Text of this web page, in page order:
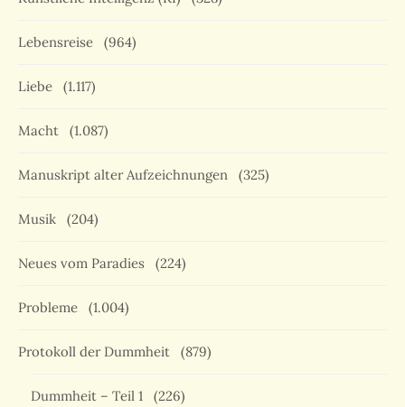
Lebensreise (964)
Liebe (1.117)
Macht (1.087)
Manuskript alter Aufzeichnungen (325)
Musik (204)
Neues vom Paradies (224)
Probleme (1.004)
Protokoll der Dummheit (879)
Dummheit – Teil 1 (226)